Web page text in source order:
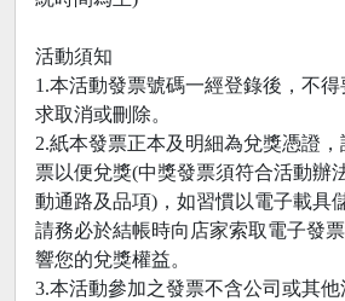
活動須知
1.本活動發票號碼一經登錄後，不
求取消或刪除。
2.紙本發票正本及明細為兌獎憑證
票以便兌獎(中獎發票須符合活動辦
動通路及品項)，如習慣以電子載具
請務必於結帳時向店家索取電子發
響您的兌獎權益。
3.本活動參加之發票不含公司或其